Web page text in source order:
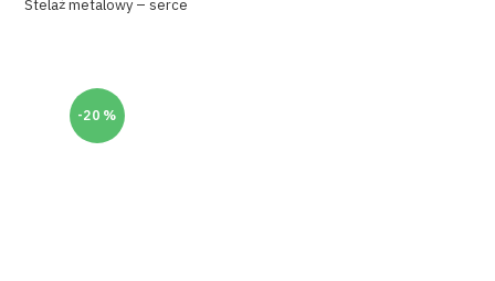
Stelaż metalowy – serce
-20 %